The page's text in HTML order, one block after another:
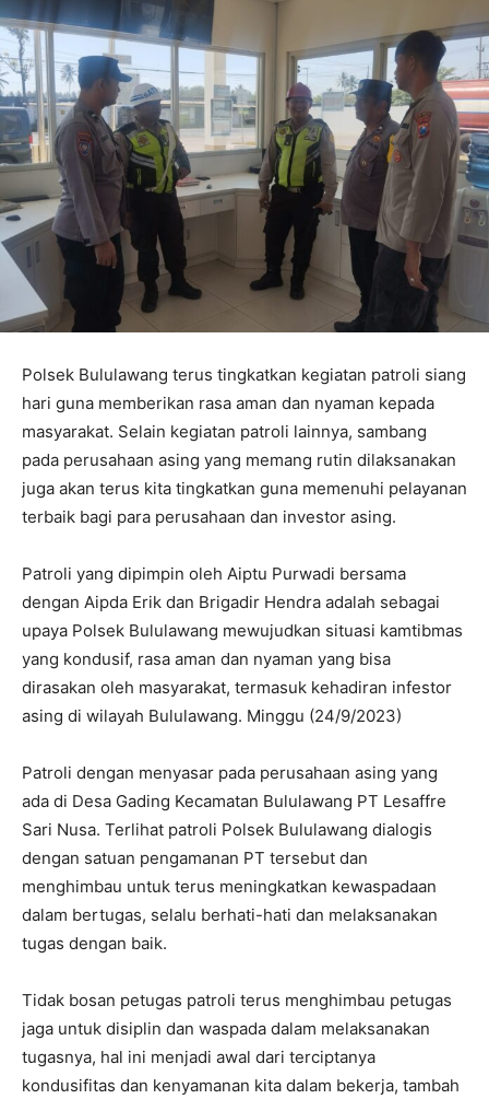
Polsek Bululawang terus tingkatkan kegiatan patroli siang
hari guna memberikan rasa aman dan nyaman kepada
masyarakat. Selain kegiatan patroli lainnya, sambang
pada perusahaan asing yang memang rutin dilaksanakan
juga akan terus kita tingkatkan guna memenuhi pelayanan
terbaik bagi para perusahaan dan investor asing.
Patroli yang dipimpin oleh Aiptu Purwadi bersama
dengan Aipda Erik dan Brigadir Hendra adalah sebagai
upaya Polsek Bululawang mewujudkan situasi kamtibmas
yang kondusif, rasa aman dan nyaman yang bisa
dirasakan oleh masyarakat, termasuk kehadiran infestor
asing di wilayah Bululawang. Minggu (24/9/2023)
Patroli dengan menyasar pada perusahaan asing yang
ada di Desa Gading Kecamatan Bululawang PT Lesaffre
Sari Nusa. Terlihat patroli Polsek Bululawang dialogis
dengan satuan pengamanan PT tersebut dan
menghimbau untuk terus meningkatkan kewaspadaan
dalam bertugas, selalu berhati-hati dan melaksanakan
tugas dengan baik.
Tidak bosan petugas patroli terus menghimbau petugas
jaga untuk disiplin dan waspada dalam melaksanakan
tugasnya, hal ini menjadi awal dari terciptanya
kondusifitas dan kenyamanan kita dalam bekerja, tambah